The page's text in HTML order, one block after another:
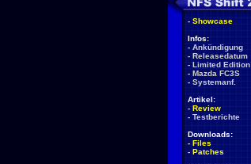
- Showcase
Infos:
- Ankündigung
- Releasedatum
- Limited Edition
- Mazda FC3S
- Systemanf.
Artikel:
- Review
- Testberichte
Downloads:
- Files
- Patches